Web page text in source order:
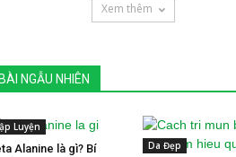
Xem thêm
BÀI NGẪU NHIÊN
Luyện
Alanine là gì? Bí
Da Đẹp